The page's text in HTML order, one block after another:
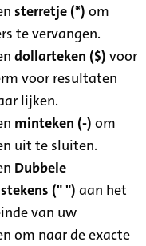
sterretje (*) om
te vervangen.
dollarteken ($) voor
voor resultaten
lijken.
minteken (-) om
uit te sluiten.
Dubbele
(" ") aan het
van uw
om naar de exacte